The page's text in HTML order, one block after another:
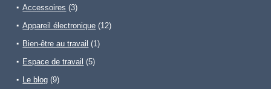
Accessoires (3)
Appareil électronique (12)
Bien-être au travail (1)
Espace de travail (5)
Le blog (9)